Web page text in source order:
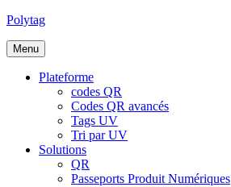
Polytag
Menu
Plateforme
codes QR
Codes QR avancés
Tags UV
Tri par UV
Solutions
QR
Passeports Produit Numériques